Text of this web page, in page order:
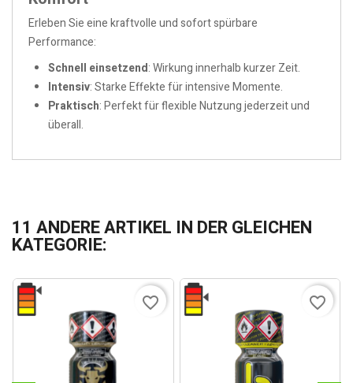
Erleben Sie eine kraftvolle und sofort spürbare
Performance:
Schnell einsetzend: Wirkung innerhalb kurzer Zeit.
Intensiv: Starke Effekte für intensive Momente.
Praktisch: Perfekt für flexible Nutzung jederzeit und
überall.
11 ANDERE ARTIKEL IN DER GLEICHEN
KATEGORIE:
favorite_border favorite_border